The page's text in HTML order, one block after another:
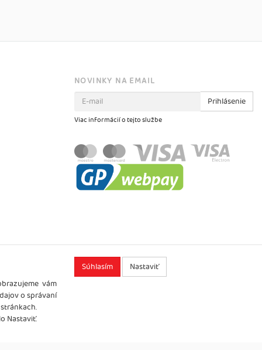
NOVINKY NA EMAIL
Prihlásenie
Viac informácií o tejto službe
vám
o správaní
Nastaviť.
Súhlasím Nastaviť